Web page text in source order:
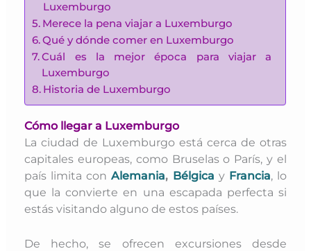
Luxemburgo
Merece la pena viajar a Luxemburgo
Qué y dónde comer en Luxemburgo
Cuál es la mejor época para viajar a
Luxemburgo
Historia de Luxemburgo
Cómo llegar a Luxemburgo
La ciudad de Luxemburgo está cerca de otras
capitales europeas, como Bruselas o París, y el
país limita conAlemania, Bélgica y Francia, lo
que la convierte en una escapada perfecta si
estás visitando alguno de estos países.
De hecho, se ofrecen excursiones desde